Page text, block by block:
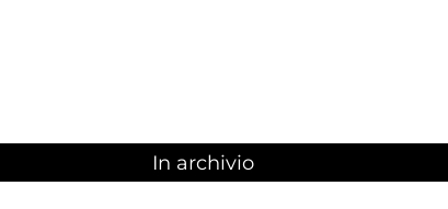
In archivio